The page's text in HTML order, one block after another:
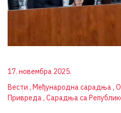
17. новембра 2025.
Вести Међународна сарадња
Привреда
Сарадња са